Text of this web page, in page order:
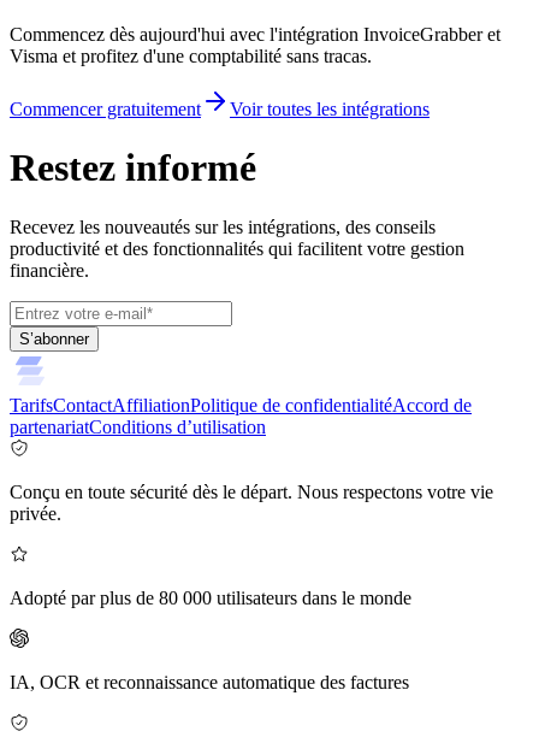
Commencez dès aujourd'hui avec l'intégration InvoiceGrabber et
Visma et profitez d'une comptabilité sans tracas.
Commencer gratuitement Voir toutes les intégrations
Restez informé
Recevez les nouveautés sur les intégrations, des conseils
productivité et des fonctionnalités qui facilitent votre gestion
financière.
S’abonner
TarifsContactAffiliationPolitique de confidentialitéAccord de
partenariatConditions d’utilisation
Conçu en toute sécurité dès le départ. Nous respectons votre vie
privée.
Adopté par plus de 80 000 utilisateurs dans le monde
IA, OCR et reconnaissance automatique des factures